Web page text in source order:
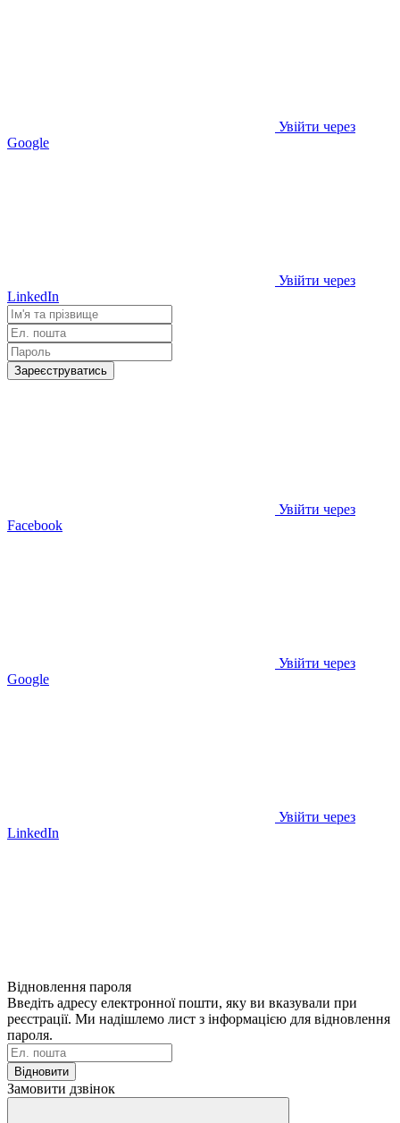
Увійти через
Google
Увійти через
LinkedIn
Зареєструватись
Увійти через
Facebook
Увійти через
Google
Увійти через
LinkedIn
Відновлення пароля
Введіть адресу електронної пошти, яку ви вказували при
реєстрації. Ми надішлемо лист з інформацією для відновлення
пароля.
Відновити
Замовити дзвінок